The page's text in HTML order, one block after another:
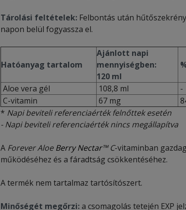
Tárolási feltételek: Felbontás után
napon belül fogyassza el.
Hatóanyag tartalom
Ajánlott napi
mennyiségben:
120 ml
Aloe vera gél 108,8 ml
-
C-vitamin
67 mg
* Napi beviteli referenciaérték felnőttek esetén
- Napi beviteli referenciaérték nincs megállapítva
A Forever AloeBerry Nectar™ C-vitaminban
működéséhez és a fáradtság csökkentéséhez.
A termék nem tartalmaz tartósítószert.
Minőségét megőrzi:a csomagolás tetején EXP